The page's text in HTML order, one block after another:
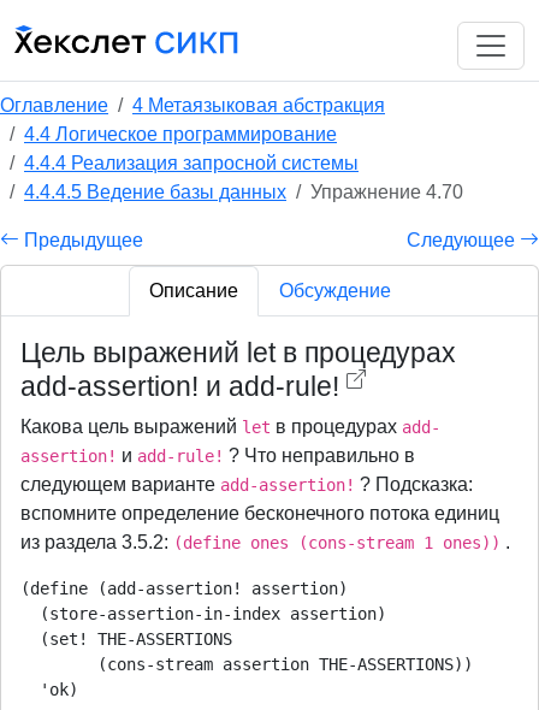
Оглавление
4 Метаязыковая абстракция
4.4 Логическое программирование
4.4.4 Реализация запросной системы
4.4.4.5 Ведение базы данных
Упражнение 4.70
Предыдущее Следующее
Описание Обсуждение
Цель выражений let в процедурах
add-assertion! и add-rule!
Какова цель выражений let в процедурах add-
assertion! и add-rule! ? Что неправильно в
следующем варианте add-assertion! ? Подсказка:
вспомните определение бесконечного потока единиц
из раздела 3.5.2: (define ones (cons-stream 1 ones)) .
(define (add-assertion! assertion)
  (store-assertion-in-index assertion)
  (set! THE-ASSERTIONS
        (cons-stream assertion THE-ASSERTIONS))